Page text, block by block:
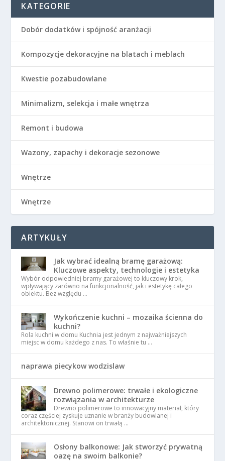
KATEGORIE
Dobór dodatków i spójność aranżacji
Kompozycje dekoracyjne na blatach i meblach
Kwestie pozabudowlane
Minimalizm, selekcja i małe wnętrza
Remont i budowa
Wazony, zapachy i dekoracje sezonowe
Wnętrze
Wnętrze
ARTYKUŁY
Jak wybrać idealną bramę garażową:
Kluczowe aspekty, technologie i estetyka
Wybór odpowiedniej bramy garażowej to kluczowy krok,
wpływający zarówno na funkcjonalność, jak i estetykę całego
obiektu. Bez względu …
Wykończenie kuchni – mozaika ścienna do
kuchni?
Rola kuchni w domu Kuchnia jest jednym z najważniejszych
miejsc w domu każdego z nas. To właśnie tu …
naprawa piecykow wodzislaw
Drewno polimerowe: trwałe i ekologiczne
rozwiązania w architekturze
Drewno polimerowe to innowacyjny materiał, który
coraz częściej zyskuje uznanie w branży budowlanej i
architektonicznej. Stanowi on trwałą …
Osłony balkonowe: Jak stworzyć prywatną
oazę na swoim balkonie?